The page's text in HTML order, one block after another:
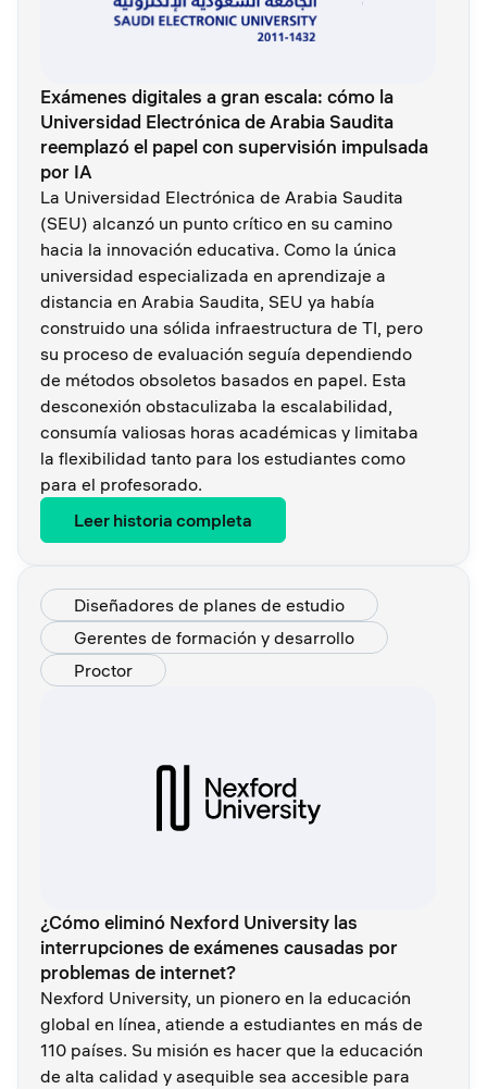
Exámenes digitales a gran escala: cómo la
Universidad Electrónica de Arabia Saudita
reemplazó el papel con supervisión impulsada
por IA
La Universidad Electrónica de Arabia Saudita
(SEU) alcanzó un punto crítico en su camino
hacia la innovación educativa. Como la única
universidad especializada en aprendizaje a
distancia en Arabia Saudita, SEU ya había
construido una sólida infraestructura de TI, pero
su proceso de evaluación seguía dependiendo
de métodos obsoletos basados en papel. Esta
desconexión obstaculizaba la escalabilidad,
consumía valiosas horas académicas y limitaba
la flexibilidad tanto para los estudiantes como
para el profesorado.
Leer historia completa
Diseñadores de planes de estudio
Gerentes de formación y desarrollo
Proctor
¿Cómo eliminó Nexford University las
interrupciones de exámenes causadas por
problemas de internet?
Nexford University, un pionero en la educación
global en línea, atiende a estudiantes en más de
110 países. Su misión es hacer que la educación
de alta calidad y asequible sea accesible para